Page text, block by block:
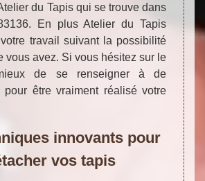
du Tapis qui se trouve dans
En plus Atelier du Tapis
travail suivant la possibilité
vous avez. Si vous hésitez sur le
de se renseigner à de
pour être vraiment réalisé votre
innovants pour
vos tapis